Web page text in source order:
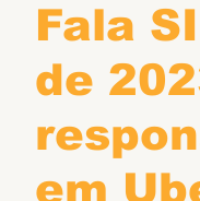
Efetivos
Fala
de
em